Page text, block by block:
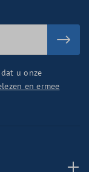
u onze
en ermee